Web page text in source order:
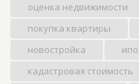
оценка недвижимости
покупка квартиры
новостройка
кадастровая стоимость